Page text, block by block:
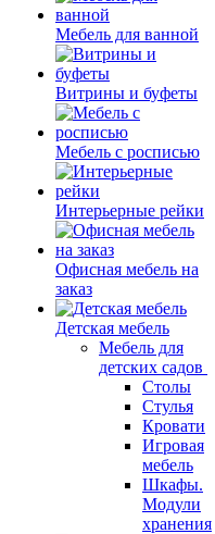
Мебель для ванной
Витрины и буфеты
Мебель с росписью
Интерьерные рейки
Офисная мебель на
заказ
Детская мебель
Мебель для
детских садов
Столы
Стулья
Кровати
Игровая
мебель
Шкафы.
Модули
хранения